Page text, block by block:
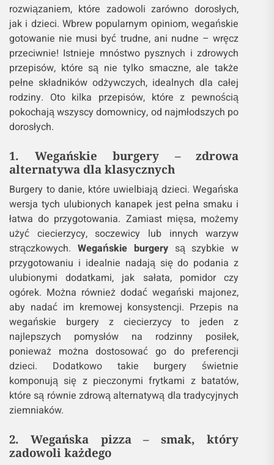
rozwiązaniem, które zadowoli zarówno dorosłych,
jak i dzieci. Wbrew popularnym opiniom, wegańskie
gotowanie nie musi być trudne, ani nudne – wręcz
przeciwnie! Istnieje mnóstwo pysznych i zdrowych
przepisów, które są nie tylko smaczne, ale także
pełne składników odżywczych, idealnych dla całej
rodziny. Oto kilka przepisów, które z pewnością
pokochają wszyscy domownicy, od najmłodszych po
dorosłych.
1. Wegańskie burgery – zdrowa
alternatywa dla klasycznych
Burgery to danie, które uwielbiają dzieci. Wegańska
wersja tych ulubionych kanapek jest pełna smaku i
łatwa do przygotowania. Zamiast mięsa, możemy
użyć ciecierzycy, soczewicy lub innych warzyw
strączkowych. Wegańskie burgerysą szybkie w
przygotowaniu i idealnie nadają się do podania z
ulubionymi dodatkami, jak sałata, pomidor czy
ogórek. Można również dodać wegański majonez,
aby nadać im kremowej konsystencji. Przepis na
wegańskie burgery z ciecierzycy to jeden z
najlepszych pomysłów na rodzinny posiłek,
ponieważ można dostosować go do preferencji
dzieci. Dodatkowo takie burgery świetnie
komponują się z pieczonymi frytkami z batatów,
które są równie zdrową alternatywą dla tradycyjnych
ziemniaków.
2. Wegańska pizza – smak, który
zadowoli każdego